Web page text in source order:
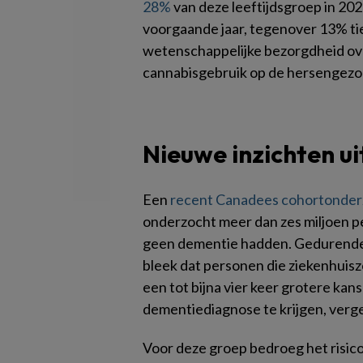
28%van deze leeftijdsgroep in
voorgaande jaar, tegenover 13%
wetenschappelijke bezorgdheid
cannabisgebruik op de
Nieuwe inzichten
Een recent Canadees
onderzocht meer dan zes miljoen
geen dementie hadden.
bleek dat personen die
een tot bijna vier keer grotere
dementiediagnose te krijgen,
Voor deze groep bedroeg het